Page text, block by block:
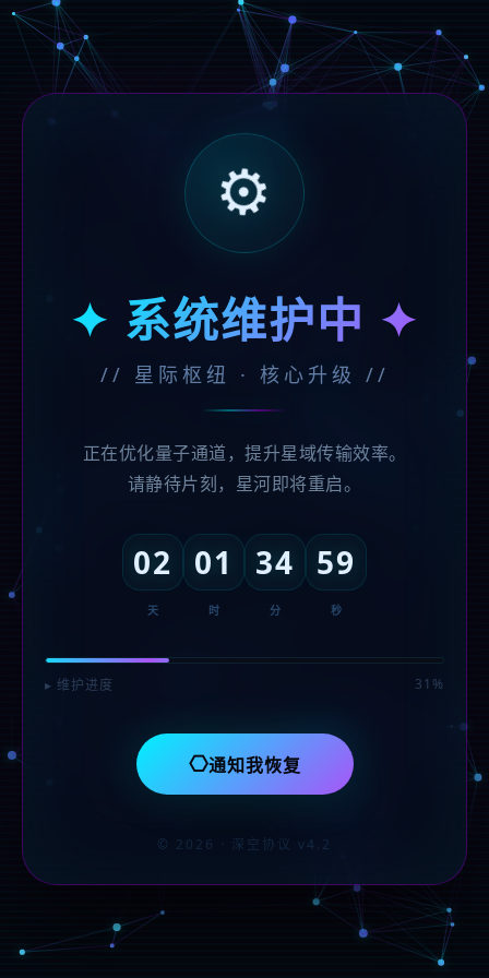
⚙️
✦ 系统维护中 ✦
// 星际枢纽 · 核心升级 //
正在优化量子通道，提升星域传输效率。
请静待片刻，星河即将重启。
02
天
01
时
34
分
59
秒
▸ 维护进度 31%
⎔通知我恢复
© 2026 · 深空协议 v4.2